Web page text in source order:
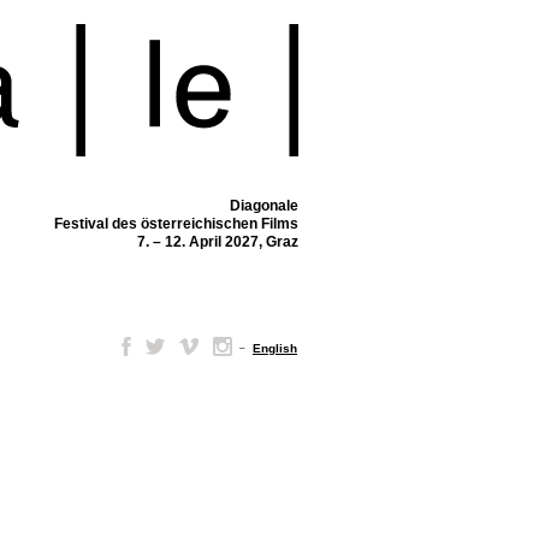
Diagonale
Festival des österreichischen Films
7. – 12. April 2027, Graz
– English